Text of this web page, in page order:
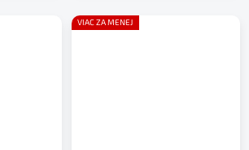
VIAC ZA MENEJ